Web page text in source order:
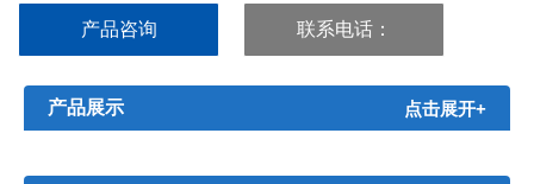
产品咨询 联系电话：
15666886209
产品展示
点击展开+